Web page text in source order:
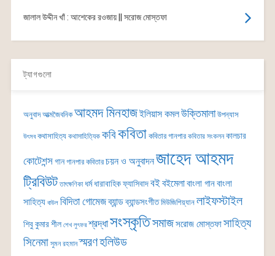
জালাল উদ্দীন খাঁ : আশেকের রওজায় || সরোজ মোস্তফা
ট্যাগগুলো
অনুবাদ আত্মজৈবনিক আহমদ মিনহাজইলিয়াস কমলউক্তিমালা উপন্যাস
উৎসব কথাসাহিত্য কথাসাহিত্যিক কবিকবিতা কবিতার গানপার কবিতার সংকলন কালচার
কোটেশন্সগান গানপার কবিতার চয়ন ও অনুবাদনজাহেদ আহমদ
ট্রিবিউট তাৎক্ষণিকা ধর্ম ধারাবাহিকফ্যাসিবাদবইবইমেলাবাংলা গানবাংলা
সাহিত্য বাউল বিদিতা গোমেজব্যান্ডব্যান্ডসংগীত মিউজিশিয়্যান লাইফস্টাইল
শিবু কুমার শীল শেখ লুৎফর শ্রদ্ধাসংস্কৃতিসমাজসরোজ মোস্তফাসাহিত্য
সিনেমা সুমন রহমান স্মরণহলিউড